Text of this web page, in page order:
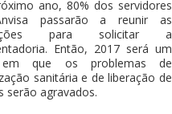
ano, 80% dos servidores
passarão a reunir as
para solicitar a
Então, 2017 será um
que os problemas de
sanitária e de liberação de
serão agravados.